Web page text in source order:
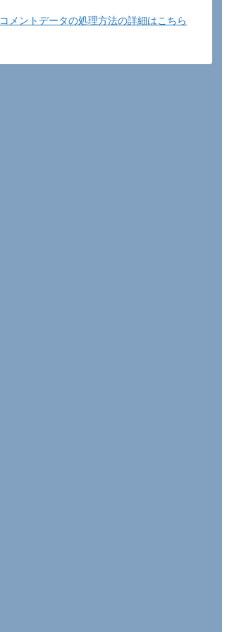
コメントデータの処理方法の詳細はこちら